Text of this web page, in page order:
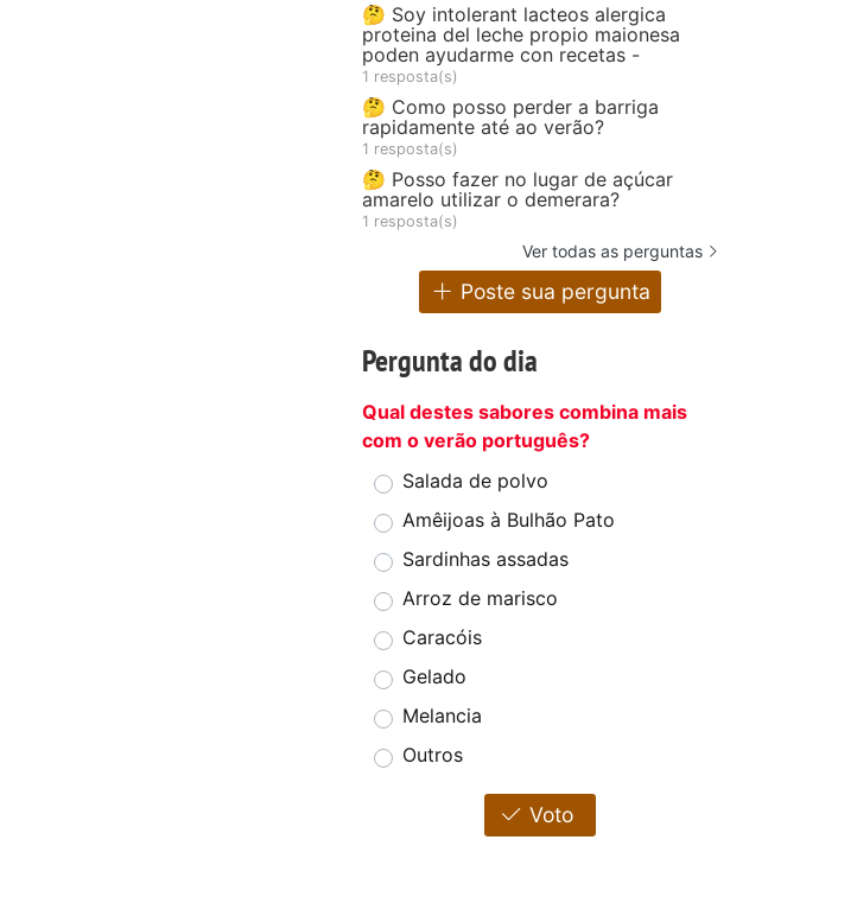
🤔 Soy intolerant lacteos alergica
proteina del leche propio maionesa
poden ayudarme con recetas -
1 resposta(s)
🤔 Como posso perder a barriga
rapidamente até ao verão?
1 resposta(s)
🤔 Posso fazer no lugar de açúcar
amarelo utilizar o demerara?
1 resposta(s)
Ver todas as perguntas
Poste sua pergunta
Pergunta do dia
Qual destes sabores combina mais
com o verão português?
Salada de polvo
Amêijoas à Bulhão Pato
Sardinhas assadas
Arroz de marisco
Caracóis
Gelado
Melancia
Outros
Voto